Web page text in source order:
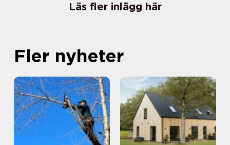
Läs fler inlägg här
Fler nyheter